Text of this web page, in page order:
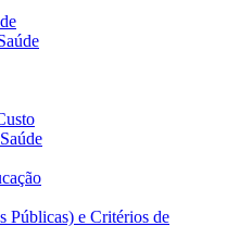
Públicas) e Critérios de